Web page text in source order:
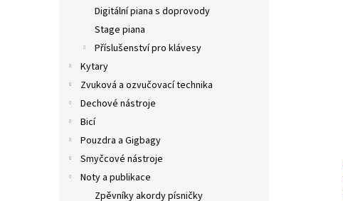
Digitální piana s doprovody
Stage piana
Příslušenství pro klávesy
Kytary
Zvuková a ozvučovací technika
Dechové nástroje
Bicí
Pouzdra a Gigbagy
Smyčcové nástroje
Noty a publikace
Zpěvníky akordy písničky